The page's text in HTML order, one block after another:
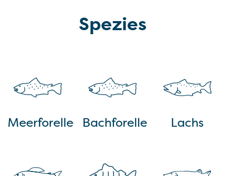
Spezies
Meerforelle Bachforelle Lachs